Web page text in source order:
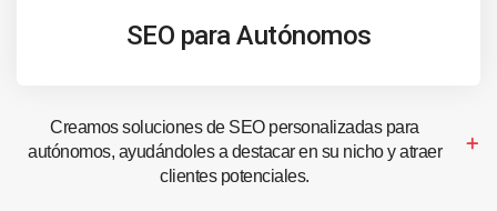
SEO para Autónomos
Creamos soluciones de SEO personalizadas para
autónomos, ayudándoles a destacar en su nicho y atraer
clientes potenciales.